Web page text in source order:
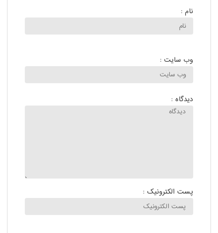
نام :
وب سایت :
دیدگاه :
پست الکترونیک :